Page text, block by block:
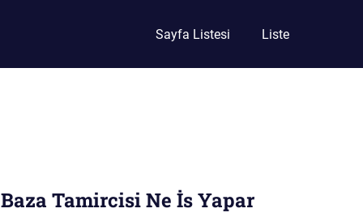
Sayfa Listesi Liste
Baza Tamircisi Ne İs Yapar